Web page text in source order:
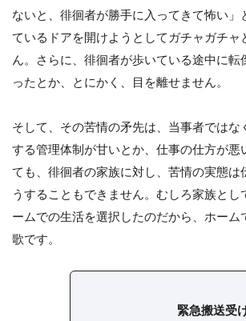
ないと、徘徊者が勝手に入ってきて怖い
ているドアを開けようとしてガチャガチ
ん。さらに、徘徊者が歩いている途中に
ったとか、とにかく、目を離せません。
そして、その苦情の矛先は、当事者では
する管理体制が甘いとか、仕事の仕方が
ても、徘徊者の家族に対し、苦情の実態
うすることもできません。むしろ家族と
ームでの生活を選択したのだから、ホー
歌です。
緊急搬送受